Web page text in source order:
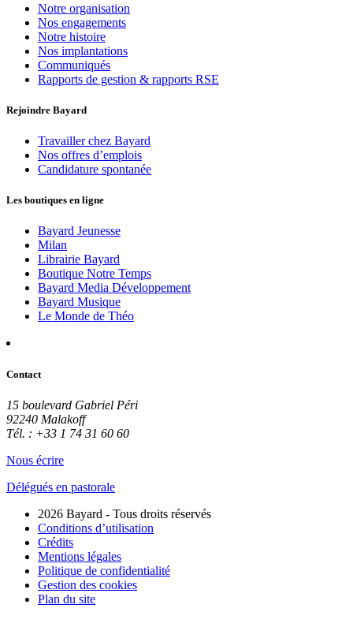
Notre organisation
Nos engagements
Notre histoire
Nos implantations
Communiqués
Rapports de gestion & rapports RSE
Rejoindre Bayard
Travailler chez Bayard
Nos offres d’emplois
Candidature spontanée
Les boutiques en ligne
Bayard Jeunesse
Milan
Librairie Bayard
Boutique Notre Temps
Bayard Media Développement
Bayard Musique
Le Monde de Théo
Contact
15 boulevard Gabriel Péri
92240 Malakoff
Tél. : +33 1 74 31 60 60
Nous écrire
Délégués en pastorale
2026 Bayard - Tous droits réservés
Conditions d’utilisation
Crédits
Mentions légales
Politique de confidentialité
Gestion des cookies
Plan du site